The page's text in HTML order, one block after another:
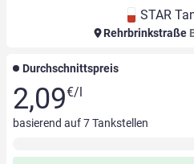
STAR
Rehrbrinkstraße
Durchschnittspreis
2,09€/l
basierend auf7Tankstellen